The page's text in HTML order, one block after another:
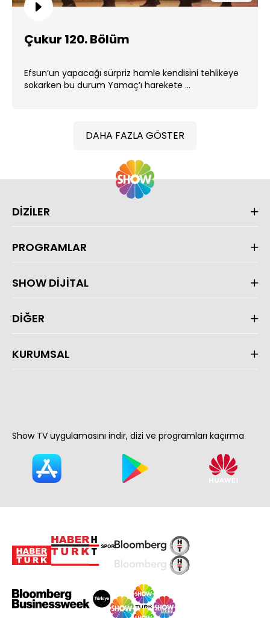
Çukur 120. Bölüm
Efsun’un yapacağı sürpriz hamle kendisini tehlikeye
sokarken bu durum Yamaç’ı harekete ...
DAHA FAZLA GÖSTER
DİZİLER
PROGRAMLAR
SHOW DİJİTAL
DİĞER
KURUMSAL
Show TV uygulamasını indir, dizi ve programları kaçırma